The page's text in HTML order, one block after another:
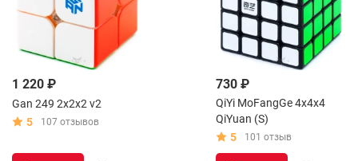
1 220 ₽
Gan 249 2x2x2 v2
5
107 отзывов
730 ₽
QiYi MoFangGe 4x4x4
QiYuan (S)
5
101 отзыв